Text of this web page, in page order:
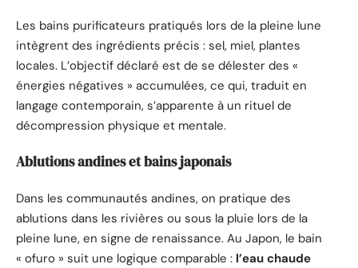
Les bains purificateurs pratiqués lors de la pleine lune
intègrent des ingrédients précis : sel, miel, plantes
locales. L’objectif déclaré est de se délester des «
énergies négatives » accumulées, ce qui, traduit en
langage contemporain, s’apparente à un rituel de
décompression physique et mentale.
Ablutions andines et bains japonais
Dans les communautés andines, on pratique des
ablutions dans les rivières ou sous la pluie lors de la
pleine lune, en signe de renaissance. Au Japon, le bain
« ofuro » suit une logique comparable : l’eau chaude